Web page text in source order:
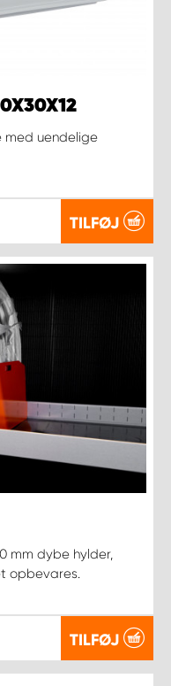
med uendelige
TILFØJ
mm dybe hylder,
opbevares.
TILFØJ